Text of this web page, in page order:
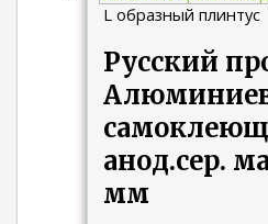
L образный плинтус
Русский
анод.сер.
мм